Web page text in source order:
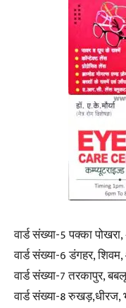
वार्ड संख्या-5 पक्का
वार्ड संख्या-6 डंगहर, शिवम,
वार्ड संख्या-7 तरकापुर,
वार्ड संख्या-8 रुखड़,धीरज,